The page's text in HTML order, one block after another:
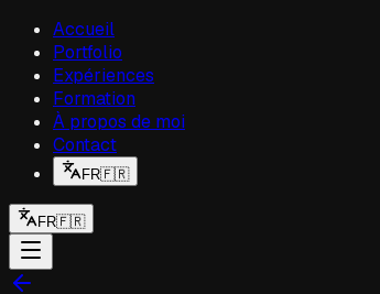
Accueil
Portfolio
Expériences
Formation
À propos de moi
Contact
FR🇫🇷
FR🇫🇷